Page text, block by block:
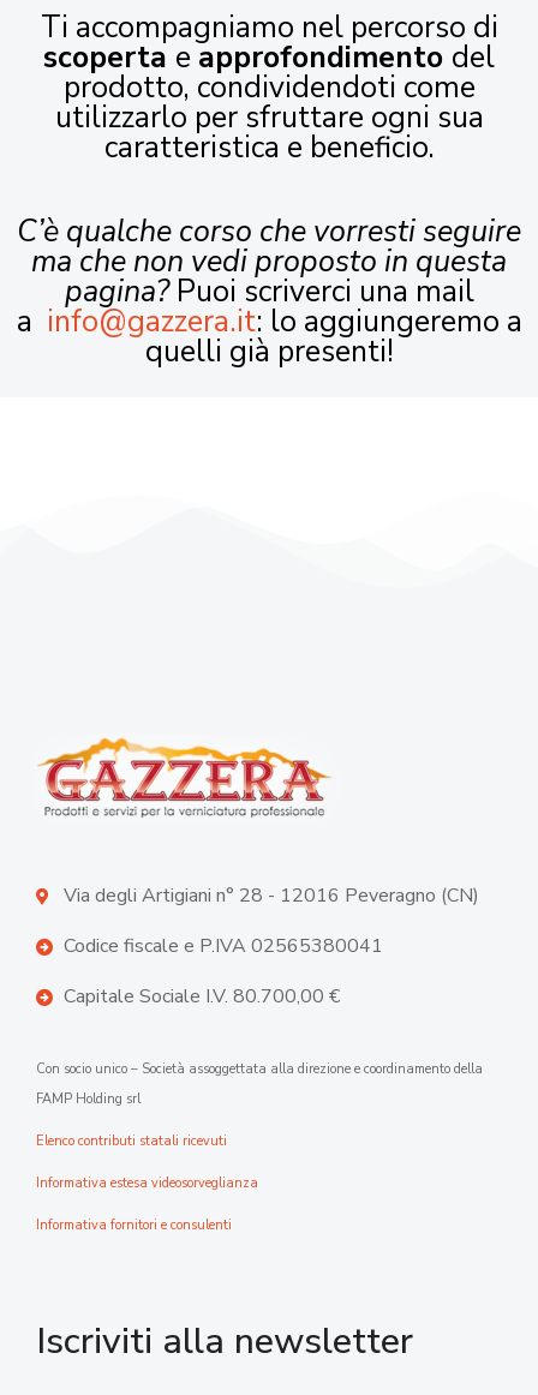
Ti accompagniamo nel percorso di
scoperta e approfondimento del
prodotto, condividendoti come
utilizzarlo per sfruttare ogni sua
caratteristica e beneficio.
C’è qualche corso che vorresti seguire
ma che non vedi proposto in questa
pagina?Puoi scriverci una mail
a info@gazzera.it: lo aggiungeremo a
quelli già presenti!
Via degli Artigiani n° 28 - 12016 Peveragno (CN)
Codice fiscale e P.IVA 02565380041
Capitale Sociale I.V. 80.700,00 €
Con socio unico – Società assoggettata alla direzione e coordinamento della
FAMP Holding srl
Elenco contributi statali ricevuti
Informativa estesa videosorveglianza
Informativa fornitori e consulenti
Iscriviti alla newsletter